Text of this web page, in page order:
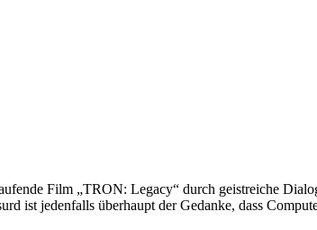
Film „TRON: Legacy“ durch geistreiche
ist jedenfalls überhaupt der Gedanke, dass